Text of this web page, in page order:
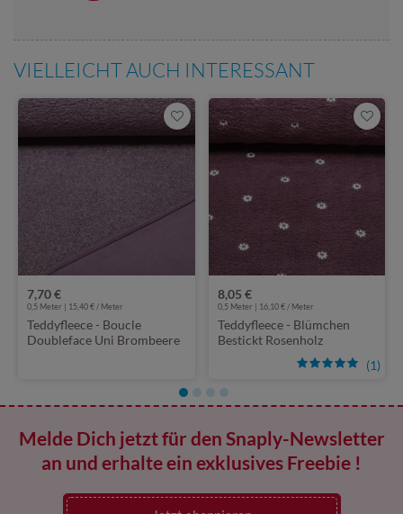
VIELLEICHT AUCH INTERESSANT
7,70 €
0,5 Meter | 15,40 € / Meter
Teddyfleece - Boucle
Doubleface Uni Brombeere
(1)
8,05 €
0,5 Meter | 16,10 € / Meter
Teddyfleece - Blümchen
Bestickt Rosenholz
Melde Dich jetzt für den Snaply-Newsletter
an und erhalte ein exklusives Freebie !